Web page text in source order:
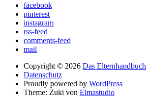
facebook
pinterest
instagram
rss-feed
comments-feed
mail
Copyright © 2026 Das Elternhandbuch
Datenschutz
Proudly powered by WordPress
Theme: Zuki von Elmastudio